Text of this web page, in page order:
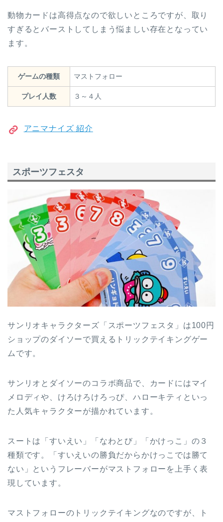
動物カードは高得点なので欲しいところですが、取り
すぎるとバーストしてしまう悩ましい存在となってい
ます。
ゲームの種類 マストフォロー
プレイ人数 ３～４人
アニマナイズ 紹介
スポーツフェスタ
サンリオキャラクターズ「スポーツフェスタ」は100円
ショップのダイソーで買えるトリックテイキングゲー
ムです。
サンリオとダイソーのコラボ商品で、カードにはマイ
メロディや、けろけろけろっぴ、ハローキティといっ
た人気キャラクターが描かれています。
スートは「すいえい」「なわとび」「かけっこ」の３
種類です。「すいえいの勝負だからかけっこでは勝て
ない」というフレーバーがマストフォローを上手く表
現しています。
マストフォローのトリックテイキングなのですが、ト